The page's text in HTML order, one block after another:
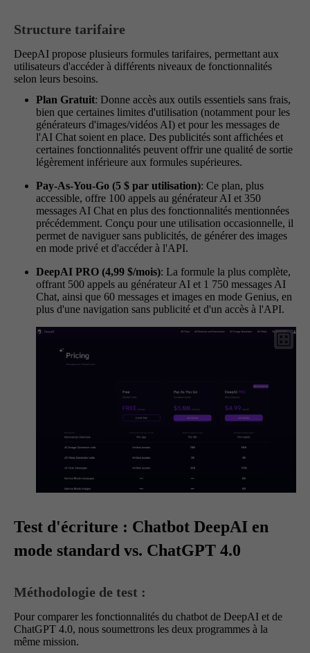
Structure tarifaire
DeepAI propose plusieurs formules tarifaires, permettant aux
utilisateurs d'accéder à différents niveaux de fonctionnalités
selon leurs besoins.
Plan Gratuit: Donne accès aux outils essentiels sans frais,
bien que certaines limites d'utilisation (notamment pour les
générateurs d'images/vidéos AI) et pour les messages de
l'AI Chat soient en place. Des publicités sont affichées et
certaines fonctionnalités peuvent offrir une qualité de sortie
légèrement inférieure aux formules supérieures.
Pay-As-You-Go (5 $ par utilisation): Ce plan, plus
accessible, offre 100 appels au générateur AI et 350
messages AI Chat en plus des fonctionnalités mentionnées
précédemment. Conçu pour une utilisation occasionnelle, il
permet de naviguer sans publicités, de générer des images
en mode privé et d'accéder à l'API.
DeepAI PRO (4,99 $/mois): La formule la plus complète,
offrant 500 appels au générateur AI et 1 750 messages AI
Chat, ainsi que 60 messages et images en mode Genius, en
plus d'une navigation sans publicité et d'un accès à l'API.
Test d'écriture : Chatbot DeepAI en
mode standard vs. ChatGPT 4.0
Méthodologie de test :
Pour comparer les fonctionnalités du chatbot de DeepAI et de
ChatGPT 4.0, nous soumettrons les deux programmes à la
même mission.